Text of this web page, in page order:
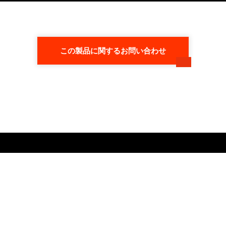
この製品に関するお問い合わせ